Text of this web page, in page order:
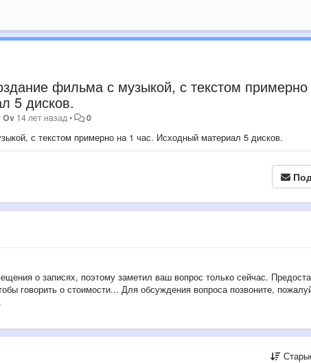
фильма с музыкой, с текстом примерно
5 дисков.
Ov 14 лет назад • 0
с текстом примерно на 1 час. Исходный материал 5 дисков.
о записях, поэтому заметил ваш вопрос только сейчас.
говорить о стоимости... Для обсуждения вопроса позвоните,